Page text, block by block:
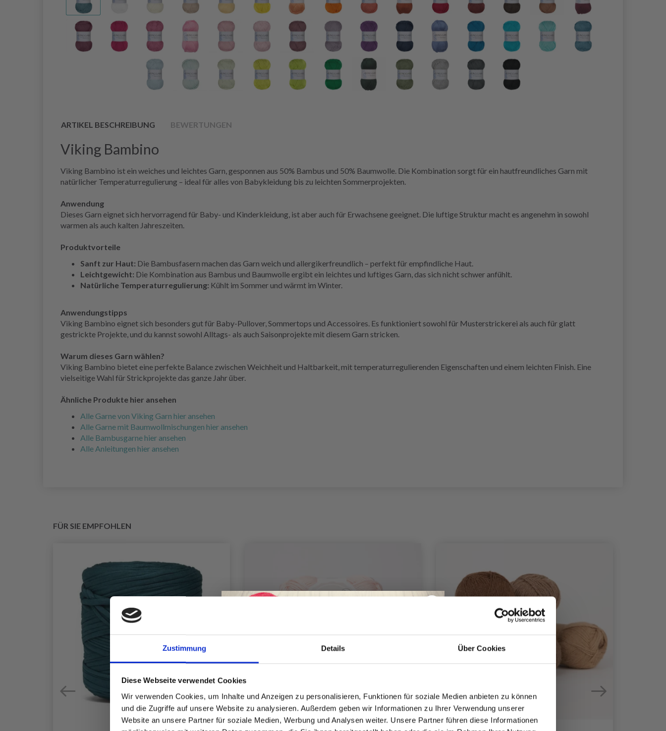
Zustimmung Details Über Cookies
Diese Webseite verwendet Cookies
Wir verwenden Cookies, um Inhalte und Anzeigen zu personalisieren, Funktionen für soziale Medien anbieten zu können
und die Zugriffe auf unsere Website zu analysieren. Außerdem geben wir Informationen zu Ihrer Verwendung unserer
Website an unsere Partner für soziale Medien, Werbung und Analysen weiter. Unsere Partner führen diese Informationen
ARTIKEL BESCHREIBUNG BEWERTUNGEN
Viking Bambino
Viking Bambino ist ein weiches und leichtes Garn, gesponnen aus 50% Bambus und 50% Baumwolle. Die Kombination sorgt für ein hautfreundliches Garn mit
natürlicher Temperaturregulierung – ideal für alles von Babykleidung bis zu leichten Sommerprojekten.
Anwendung
Dieses Garn eignet sich hervorragend für Baby- und Kinderkleidung, ist aber auch für Erwachsene geeignet. Die luftige Struktur macht es angenehm in sowohl
warmen als auch kalten Jahreszeiten.
Produktvorteile
Sanft zur Haut: Die Bambusfasern machen das Garn weich und allergikerfreundlich – perfekt für empfindliche Haut.
Leichtgewicht: Die Kombination aus Bambus und Baumwolle ergibt ein leichtes und luftiges Garn, das sich nicht schwer anfühlt.
Natürliche Temperaturregulierung: Kühlt im Sommer und wärmt im Winter.
Anwendungstipps
Viking Bambino eignet sich besonders gut für Baby-Pullover, Sommertops und Accessoires. Es funktioniert sowohl für Musterstrickerei als auch für glatt
gestrickte Projekte, und du kannst sowohl Alltags- als auch Saisonprojekte mit diesem Garn stricken.
Warum dieses Garn wählen?
Viking Bambino bietet eine perfekte Balance zwischen Weichheit und Haltbarkeit, mit temperaturregulierenden Eigenschaften und einem leichten Finish. Eine
vielseitige Wahl für Strickprojekte das ganze Jahr über.
Ähnliche Produkte hier ansehen
Alle Garne von Viking Garn hier ansehen
Alle Garne mit Baumwollmischungen hier ansehen
Alle Bambusgarne hier ansehen
Alle Anleitungen hier ansehen
FÜR SIE EMPFOHLEN
Werde ein Teil unserer Garn-Community
und erhalte exklusiven Zugang zu